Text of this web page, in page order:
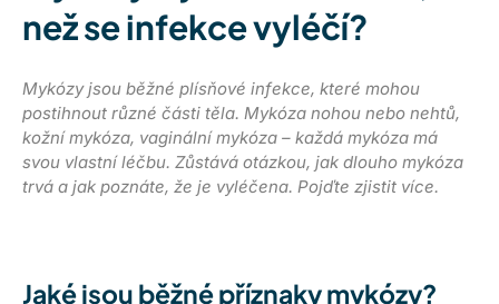
než se infekce vyléčí?
Mykózy jsou běžné plísňové infekce, které mohou
postihnout různé části těla. Mykóza nohou nebo nehtů,
kožní mykóza, vaginální mykóza – každá mykóza má
svou vlastní léčbu. Zůstává otázkou, jak dlouho mykóza
trvá a jak poznáte, že je vyléčena. Pojďte zjistit více.
Jaké jsou běžné příznaky mykózy?